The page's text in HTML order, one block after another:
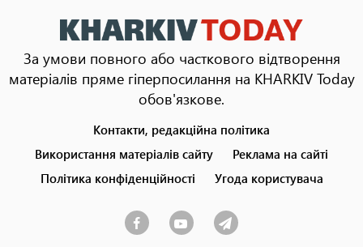
За умови повного або часткового відтворення
матеріалів пряме гіперпосилання на KHARKIV Today
обов'язкове.
menu
Контакти, редакційна політика
Використання матеріалів сайту
Реклама на сайті
Політика конфіденційності
Угода користувача